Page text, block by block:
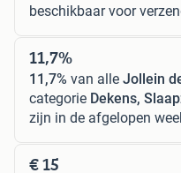
beschikbaar voor
11,7%
11,7% van alle Jollein
categorie Dekens,
zijn in de afgelopen
€ 15